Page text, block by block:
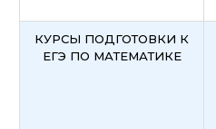
КУРСЫ ПОДГОТОВКИ К
ЕГЭ ПО МАТЕМАТИКЕ